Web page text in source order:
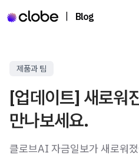
Blog
제품과 팀
[업데이트] 새로워
만나보세요.
클로브AI 자금일보가 새로워